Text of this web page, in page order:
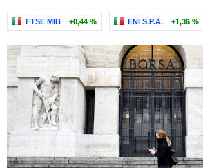
FTSE MIB +0,44 % ENI S.P.A. +1,36 %